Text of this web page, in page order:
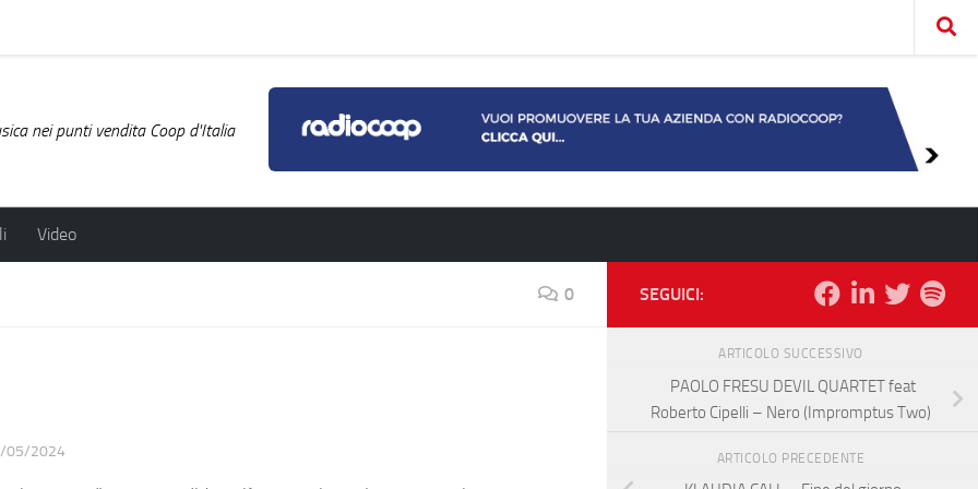
nei punti vendita Coop d'Italia
Video
0
05/2024
SEGUICI:
ARTICOLO SUCCESSIVO
PAOLO FRESU DEVIL QUARTET feat
Roberto Cipelli – Nero (Impromptus Two)
ARTICOLO PRECEDENTE